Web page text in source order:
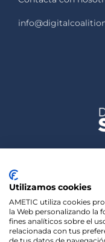
Utilizamos cookies
AMETIC utiliza cookies
la Web personalizando la
fines analíticos sobre el
relacionada con tus